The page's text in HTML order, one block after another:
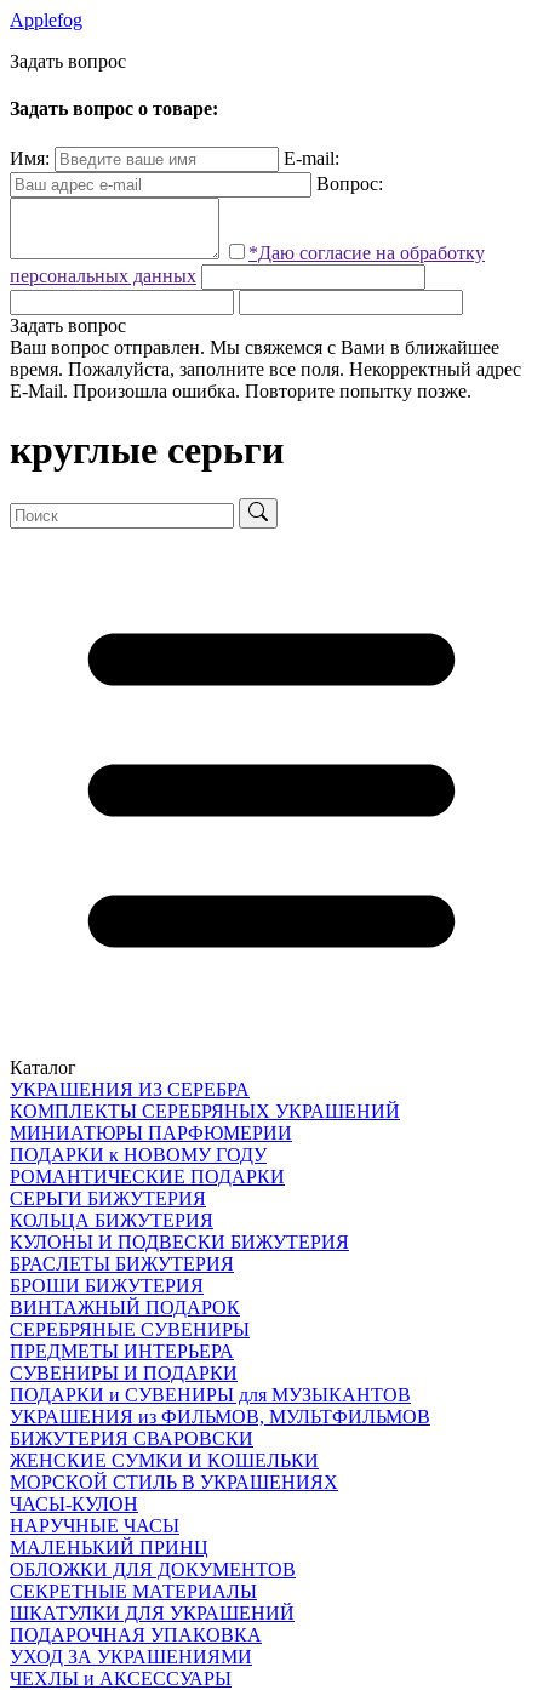
Applefog
Задать вопрос
Задать вопрос о товаре:
Имя:
E-mail:
Вопрос:
*Даю согласие на обработку
персональных данных
Задать вопрос
Ваш вопрос отправлен. Мы свяжемся с Вами в ближайшее
время. Пожалуйста, заполните все поля. Некорректный адрес
E-Mail. Произошла ошибка. Повторите попытку позже.
круглые серьги
Каталог
УКРАШЕНИЯ ИЗ СЕРЕБРА
КОМПЛЕКТЫ СЕРЕБРЯНЫХ УКРАШЕНИЙ
МИНИАТЮРЫ ПАРФЮМЕРИИ
ПОДАРКИ к НОВОМУ ГОДУ
РОМАНТИЧЕСКИЕ ПОДАРКИ
СЕРЬГИ БИЖУТЕРИЯ
КОЛЬЦА БИЖУТЕРИЯ
КУЛОНЫ И ПОДВЕСКИ БИЖУТЕРИЯ
БРАСЛЕТЫ БИЖУТЕРИЯ
БРОШИ БИЖУТЕРИЯ
ВИНТАЖНЫЙ ПОДАРОК
СЕРЕБРЯНЫЕ СУВЕНИРЫ
ПРЕДМЕТЫ ИНТЕРЬЕРА
СУВЕНИРЫ И ПОДАРКИ
ПОДАРКИ и СУВЕНИРЫ для МУЗЫКАНТОВ
УКРАШЕНИЯ из ФИЛЬМОВ, МУЛЬТФИЛЬМОВ
БИЖУТЕРИЯ СВАРОВСКИ
ЖЕНСКИЕ СУМКИ И КОШЕЛЬКИ
МОРСКОЙ СТИЛЬ В УКРАШЕНИЯХ
ЧАСЫ-КУЛОН
НАРУЧНЫЕ ЧАСЫ
МАЛЕНЬКИЙ ПРИНЦ
ОБЛОЖКИ ДЛЯ ДОКУМЕНТОВ
СЕКРЕТНЫЕ МАТЕРИАЛЫ
ШКАТУЛКИ ДЛЯ УКРАШЕНИЙ
ПОДАРОЧНАЯ УПАКОВКА
УХОД ЗА УКРАШЕНИЯМИ
ЧEХЛЫ и АКСЕССУАРЫ